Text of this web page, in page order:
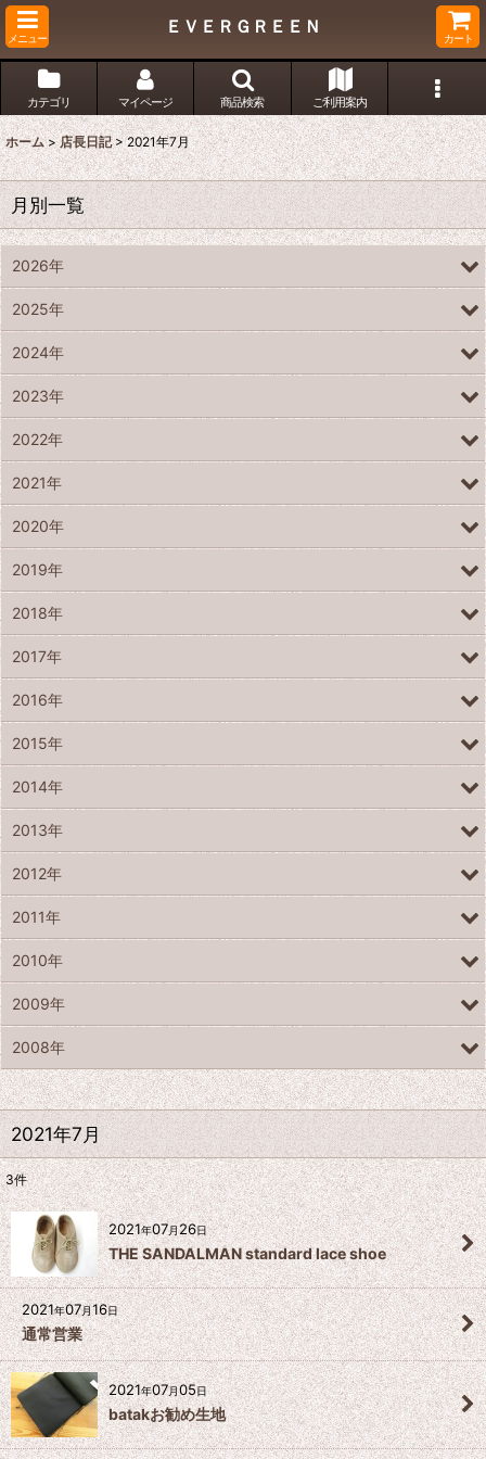
メニュー
ＥＶＥＲＧＲＥＥＮ
カート
カテゴリ マイページ 商品検索 ご利用案内
ホーム > 店長日記 > 2021年7月
2021年7月
3件
2021年07月26日
THE SANDALMAN standard lace shoe
2021年07月16日
通常営業
2021年07月05日
batakお勧め生地
月別一覧
2026年
2025年
2024年
2023年
2022年
2021年
2020年
2019年
2018年
2017年
2016年
2015年
2014年
2013年
2012年
2011年
2010年
2009年
2008年